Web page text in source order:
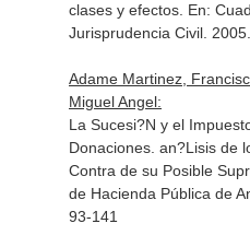
clases y efectos. En:
Jurisprudencia Civil.
Adame Martinez,
Miguel Angel:
La Sucesi?N y el
Donaciones. an?Lisis de
Contra de su Posible
de Hacienda Pública de
93-141